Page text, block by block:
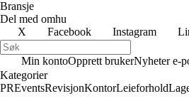
Bransje
Del med omhu
X
Facebook Instagram
Min kontoOpprett brukerNyheter e-
Kategorier
PREventsRevisjonKontorLeieforhold